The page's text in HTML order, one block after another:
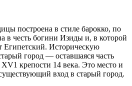
построена в стиле барокко, по
в честь богини Изиды и, в которой
Египетский. Историческую
город — оставшаяся часть
крепости 14 века. Это место и
вход в старый город.